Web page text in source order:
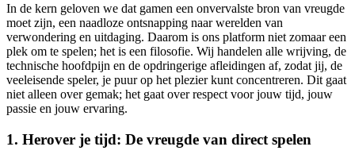
In de kern geloven we dat gamen een onvervalste bron van vreugde
moet zijn, een naadloze ontsnapping naar werelden van
verwondering en uitdaging. Daarom is ons platform niet zomaar een
plek om te spelen; het is een filosofie. Wij handelen alle wrijving, de
technische hoofdpijn en de opdringerige afleidingen af, zodat jij, de
veeleisende speler, je puur op het plezier kunt concentreren. Dit gaat
niet alleen over gemak; het gaat over respect voor jouw tijd, jouw
passie en jouw ervaring.
1. Herover je tijd: De vreugde van direct spelen